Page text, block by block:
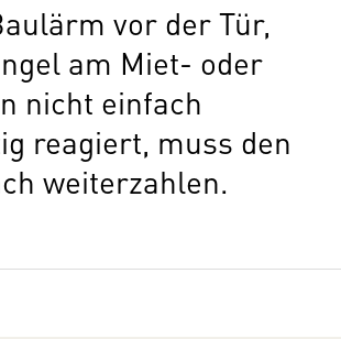
vor der Tür,
am Miet- oder
nicht einfach
reagiert, muss den
weiterzahlen.